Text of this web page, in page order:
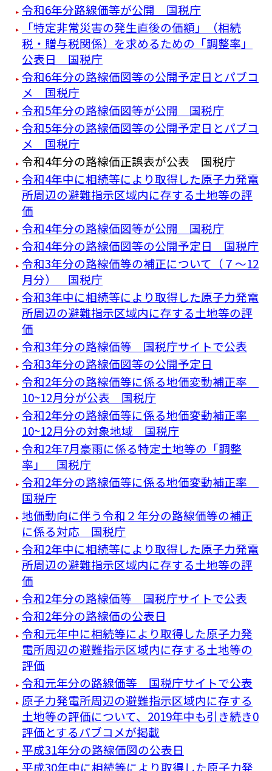
令和6年分路線価等が公開 国税庁
「特定非常災害の発生直後の価額」（相続
税・贈与税関係）を求めるための「調整率」
公表日 国税庁
令和6年分の路線価図等の公開予定日とパブコ
メ 国税庁
令和5年分の路線価図等が公開 国税庁
令和5年分の路線価図等の公開予定日とパブコ
メ 国税庁
令和4年分の路線価正誤表が公表 国税庁
令和4年中に相続等により取得した原子力発電
所周辺の避難指示区域内に存する土地等の評
価
令和4年分の路線価図等が公開 国税庁
令和4年分の路線価図等の公開予定日 国税庁
令和3年分の路線価等の補正について（７～12
月分） 国税庁
令和3年中に相続等により取得した原子力発電
所周辺の避難指示区域内に存する土地等の評
価
令和3年分の路線価等 国税庁サイトで公表
令和3年分の路線価図等の公開予定日
令和2年分の路線価等に係る地価変動補正率
10~12月分が公表 国税庁
令和2年分の路線価等に係る地価変動補正率
10~12月分の対象地域 国税庁
令和2年7月豪雨に係る特定土地等の「調整
率」 国税庁
令和2年分の路線価等に係る地価変動補正率
国税庁
地価動向に伴う令和２年分の路線価等の補正
に係る対応 国税庁
令和2年中に相続等により取得した原子力発電
所周辺の避難指示区域内に存する土地等の評
価
令和2年分の路線価等 国税庁サイトで公表
令和2年分の路線価の公表日
令和元年中に相続等により取得した原子力発
電所周辺の避難指示区域内に存する土地等の
評価
令和元年分の路線価等 国税庁サイトで公表
原子力発電所周辺の避難指示区域内に存する
土地等の評価について、2019年中も引き続き0
評価とするパブコメが掲載
平成31年分の路線価図の公表日
平成30年中に相続等により取得した原子力発